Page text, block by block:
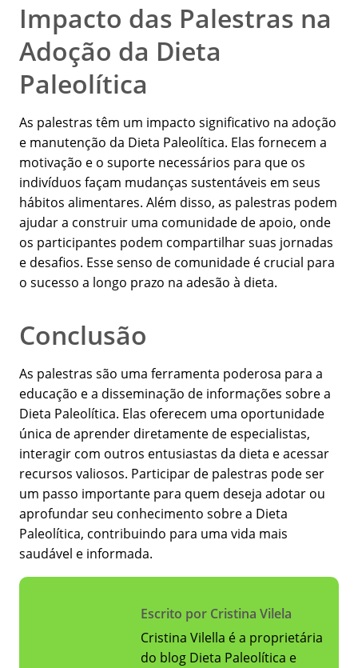
Impacto das Palestras na
Adoção da Dieta
Paleolítica
As palestras têm um impacto significativo na adoção
e manutenção da Dieta Paleolítica. Elas fornecem a
motivação e o suporte necessários para que os
indivíduos façam mudanças sustentáveis em seus
hábitos alimentares. Além disso, as palestras podem
ajudar a construir uma comunidade de apoio, onde
os participantes podem compartilhar suas jornadas
e desafios. Esse senso de comunidade é crucial para
o sucesso a longo prazo na adesão à dieta.
Conclusão
As palestras são uma ferramenta poderosa para a
educação e a disseminação de informações sobre a
Dieta Paleolítica. Elas oferecem uma oportunidade
única de aprender diretamente de especialistas,
interagir com outros entusiastas da dieta e acessar
recursos valiosos. Participar de palestras pode ser
um passo importante para quem deseja adotar ou
aprofundar seu conhecimento sobre a Dieta
Paleolítica, contribuindo para uma vida mais
saudável e informada.
Escrito por Cristina Vilela
Cristina Vilella é a proprietária
do blog Dieta Paleolítica e